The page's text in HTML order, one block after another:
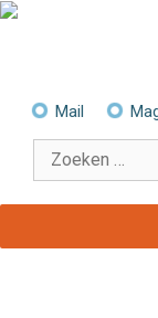
Ga
Mail
Zoek
naar: